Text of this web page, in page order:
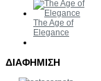
The Age of
Elegance
ΔΙΑΦΗΜΙΣΗ